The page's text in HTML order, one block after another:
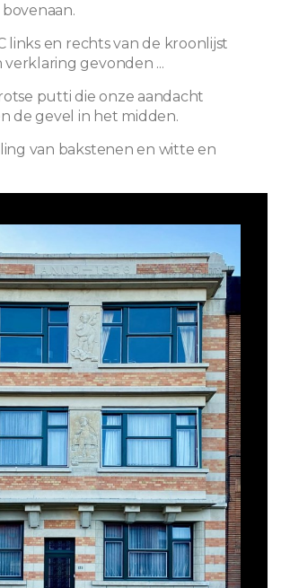
links en rechts van de kroonlijst
gevonden ...
putti die onze aandacht
de gevel in het midden.
van bakstenen en witte en